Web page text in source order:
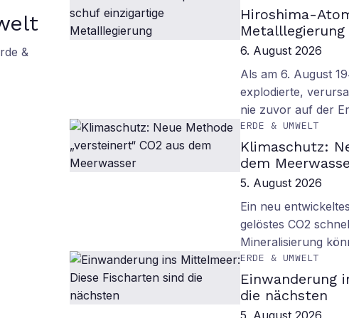
&
Hiroshima-
Metalllegierung
6. August 2026
Als am 6. August
explodierte,
nie zuvor auf der
ERDE & UMWELT
Klimaschutz:
dem
5. August 2026
Ein neu
gelöstes CO2
Mineralisierung
ERDE & UMWELT
Einwanderung
die nächsten
5. August 2026